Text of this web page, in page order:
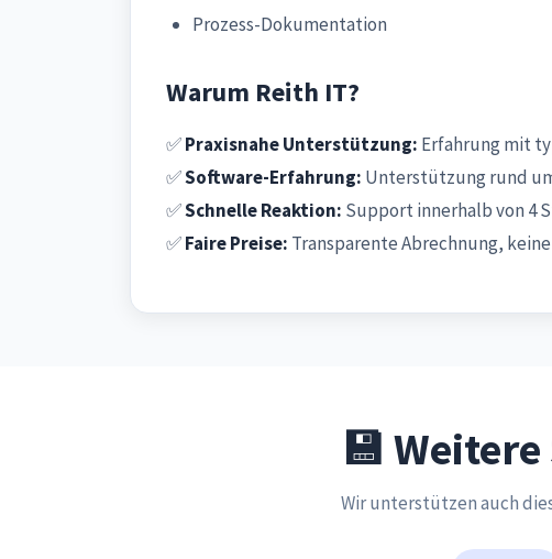
Prozess-Dokumentation
Warum Reith IT?
✅Praxisnahe Unterstützung: Erfahrung mit
✅Software-Erfahrung: Unterstützung rund
✅Schnelle Reaktion: Support innerhalb von 4
✅Faire Preise: Transparente Abrechnung,
💾
Wir unterstützen auch